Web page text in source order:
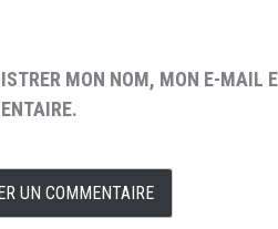
MON NOM, MON E-MAIL